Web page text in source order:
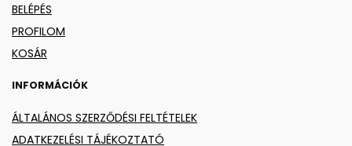
BELÉPÉS
PROFILOM
KOSÁR
INFORMÁCIÓK
ÁLTALÁNOS SZERZŐDÉSI FELTÉTELEK
ADATKEZELÉSI TÁJÉKOZTATÓ